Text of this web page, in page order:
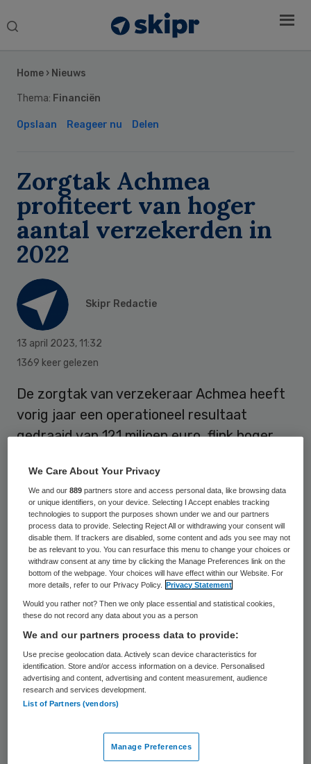
Search
Home › Nieuws
Thema: Financiën
Opslaan Reageer nu Delen
Zorgtak Achmea
profiteert van hoger
aantal verzekerden in
2022
Skipr Redactie
13 april 2023, 11:32
1369 keer gelezen
De zorgtak van verzekeraar Achmea heeft
vorig jaar een operationeel resultaat
gedraaid van 121 miljoen euro, flink hoger
onder meer Zilveren Kruis, Pro Life, De
Friesland, Interpolis en FBTO onder vallen,
profiteerde van een stijging van het aantal
verzekerden, blijkt uit het donderdag
gepubliceerde jaarverslag.
De premieomzet vanuit de
basiszorgverzekeringen groeide met 6
procent naar 13.567 miljoen euro doordat
het aantal verzekerden steeg met 300.000,
de premie gemiddeld hoger was en de
bijdrage per verzekerde uit het
zorgverzekeringsfonds was gestegen. De
premieomzet vanuit de aanvullende
Sidebar
We Care About Your Privacy
We and our889 partners store and access personal data, like browsing data
or unique identifiers, on your device. Selecting I Accept enables tracking
technologies to support the purposes shown under we and our partners
process data to provide. Selecting Reject All or withdrawing your consent will
disable them. If trackers are disabled, some content and ads you see may not
be as relevant to you. You can resurface this menu to change your choices or
withdraw consent at any time by clicking the Manage Preferences link on the
bottom of the webpage. Your choices will have effect within our Website. For
more details, refer to our Privacy Policy.
Privacy Statement
Would you rather not? Then we only place essential and statistical cookies,
these do not record any data about you as a person
We and our partners process data to provide:
Use precise geolocation data. Actively scan device characteristics for
identification. Store and/or access information on a device. Personalised
advertising and content, advertising and content measurement, audience
research and services development.
List of Partners (vendors)
Manage Preferences